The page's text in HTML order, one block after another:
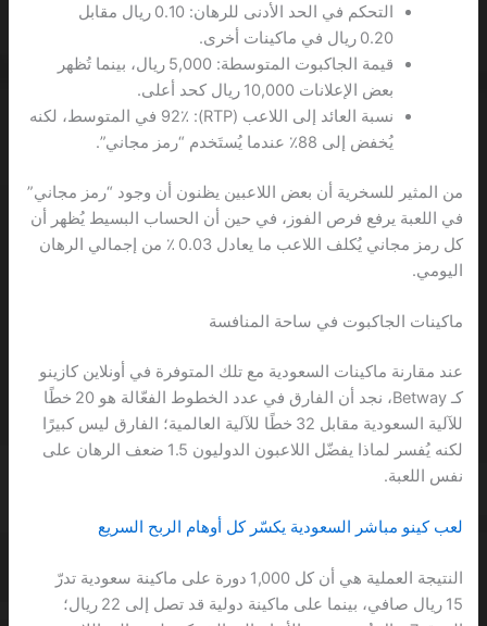
التحكم في الحد الأدنى للرهان: 0.10 ريال مقابل
0.20 ريال في ماكينات أخرى.
قيمة الجاكبوت المتوسطة: 5,000 ريال، بينما تُظهر
بعض الإعلانات 10,000 ريال كحد أعلى.
نسبة العائد إلى اللاعب (RTP): 92٪ في المتوسط، لكنه
يُخفض إلى 88٪ عندما يُستَخدم “رمز مجاني”.
من المثير للسخرية أن بعض اللاعبين يظنون أن وجود “رمز مجاني”
في اللعبة يرفع فرص الفوز، في حين أن الحساب البسيط يُظهر أن
كل رمز مجاني يُكلف اللاعب ما يعادل 0.03 ٪ من إجمالي الرهان
اليومي.
ماكينات الجاكبوت في ساحة المنافسة
عند مقارنة ماكينات السعودية مع تلك المتوفرة في أونلاين كازينو
كـ Betway، نجد أن الفارق في عدد الخطوط الفعّالة هو 20 خطًا
للآلية السعودية مقابل 32 خطًا للآلية العالمية؛ الفارق ليس كبيرًا
لكنه يُفسر لماذا يفضّل اللاعبون الدوليون 1.5 ضعف الرهان على
نفس اللعبة.
لعب كينو مباشر السعودية يكسّر كل أوهام الربح السريع
النتيجة العملية هي أن كل 1,000 دورة على ماكينة سعودية تدرّ
15 ريال صافي، بينما على ماكينة دولية قد تصل إلى 22 ريال؛